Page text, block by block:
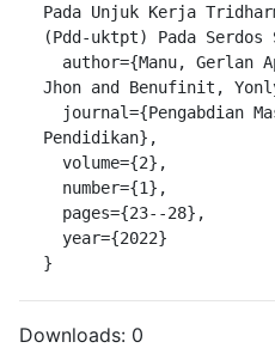
Pada Unjuk Kerja
(Pdd-uktpt) Pada Serdos
Jhon and Benufinit,
Pendidikan},
}
Downloads: 0